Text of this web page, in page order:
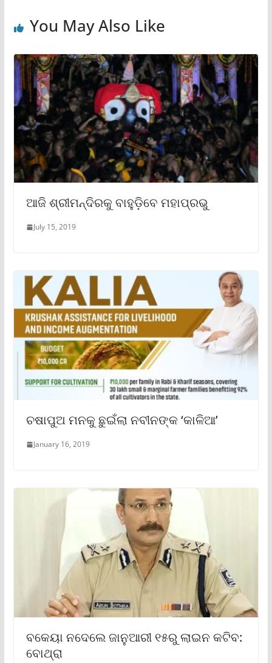
You May Also Like
ଆଜି ଶ୍ରୀମନ୍ଦିରକୁ ବାହୁଡ଼ିବେ ମହାପ୍ରଭୁ
July 15, 2019
ଚଷାପୁଅ ମନକୁ ଛୁଇଁଲା ନବୀନଙ୍କ ‘କାଳିଆ’
January 16, 2019
ବକେୟା ନଦେଲେ ଜାନୁଆରୀ ୧୫ରୁ ଲାଇନ କଟିବ:
ବୋଥ୍ରା